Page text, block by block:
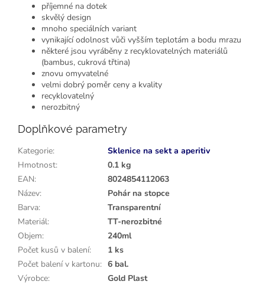
příjemné na dotek
skvělý design
mnoho speciálních variant
vynikající odolnost vůči vyšším teplotám a bodu mrazu
některé jsou vyráběny z recyklovatelných materiálů
(bambus, cukrová třtina)
znovu omyvatelné
velmi dobrý poměr ceny a kvality
recyklovatelný
nerozbitný
Doplňkové parametry
Kategorie:
Sklenice na sekt a aperitiv
Hmotnost:
0.1 kg
EAN:
8024854112063
Název:
Pohár na stopce
Barva:
Transparentní
Materiál:
TT-nerozbitné
Objem:
240ml
Počet kusů v balení:
1 ks
Počet balení v kartonu: 6 bal.
Výrobce: Gold Plast